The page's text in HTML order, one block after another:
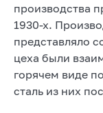
производства
1930-х.
представляло
цеха были
горячем виде
сталь из них